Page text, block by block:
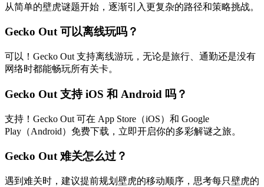
从简单的壁虎谜题开始，逐渐引入更复杂的路径和策略挑战。
Gecko Out 可以离线玩吗？
可以！Gecko Out 支持离线游玩，无论是旅行、通勤还是没有
网络时都能畅玩所有关卡。
Gecko Out 支持 iOS 和 Android 吗？
支持！Gecko Out 可在 App Store（iOS）和 Google
Play（Android）免费下载，立即开启你的多彩解谜之旅。
Gecko Out 难关怎么过？
遇到难关时，建议提前规划壁虎的移动顺序，思考每只壁虎的